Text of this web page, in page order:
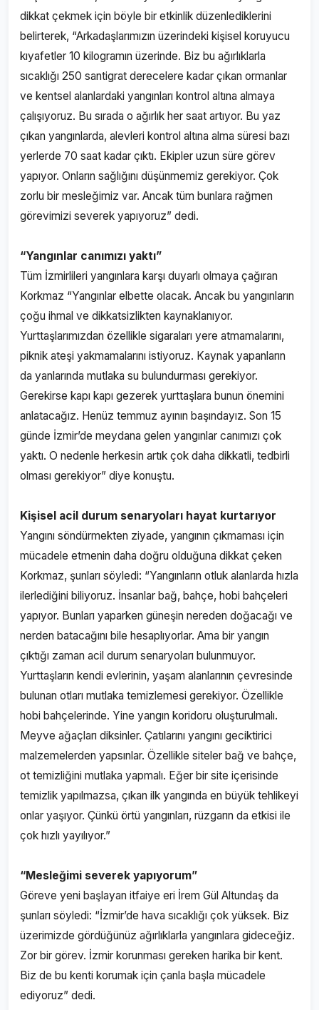
dikkat çekmek için böyle bir etkinlik düzenlediklerini
belirterek, “Arkadaşlarımızın üzerindeki kişisel koruyucu
kıyafetler 10 kilogramın üzerinde. Biz bu ağırlıklarla
sıcaklığı 250 santigrat derecelere kadar çıkan ormanlar
ve kentsel alanlardaki yangınları kontrol altına almaya
çalışıyoruz. Bu sırada o ağırlık her saat artıyor. Bu yaz
çıkan yangınlarda, alevleri kontrol altına alma süresi bazı
yerlerde 70 saat kadar çıktı. Ekipler uzun süre görev
yapıyor. Onların sağlığını düşünmemiz gerekiyor. Çok
zorlu bir mesleğimiz var. Ancak tüm bunlara rağmen
görevimizi severek yapıyoruz” dedi.
“Yangınlar canımızı yaktı”
Tüm İzmirlileri yangınlara karşı duyarlı olmaya çağıran
Korkmaz “Yangınlar elbette olacak. Ancak bu yangınların
çoğu ihmal ve dikkatsizlikten kaynaklanıyor.
Yurttaşlarımızdan özellikle sigaraları yere atmamalarını,
piknik ateşi yakmamalarını istiyoruz. Kaynak yapanların
da yanlarında mutlaka su bulundurması gerekiyor.
Gerekirse kapı kapı gezerek yurttaşlara bunun önemini
anlatacağız. Henüz temmuz ayının başındayız. Son 15
günde İzmir’de meydana gelen yangınlar canımızı çok
yaktı. O nedenle herkesin artık çok daha dikkatli, tedbirli
olması gerekiyor” diye konuştu.
Kişisel acil durum senaryoları hayat kurtarıyor
Yangını söndürmekten ziyade, yangının çıkmaması için
mücadele etmenin daha doğru olduğuna dikkat çeken
Korkmaz, şunları söyledi: “Yangınların otluk alanlarda hızla
ilerlediğini biliyoruz. İnsanlar bağ, bahçe, hobi bahçeleri
yapıyor. Bunları yaparken güneşin nereden doğacağı ve
nerden batacağını bile hesaplıyorlar. Ama bir yangın
çıktığı zaman acil durum senaryoları bulunmuyor.
Yurttaşların kendi evlerinin, yaşam alanlarının çevresinde
bulunan otları mutlaka temizlemesi gerekiyor. Özellikle
hobi bahçelerinde. Yine yangın koridoru oluşturulmalı.
Meyve ağaçları diksinler. Çatılarını yangını geciktirici
malzemelerden yapsınlar. Özellikle siteler bağ ve bahçe,
ot temizliğini mutlaka yapmalı. Eğer bir site içerisinde
temizlik yapılmazsa, çıkan ilk yangında en büyük tehlikeyi
onlar yaşıyor. Çünkü örtü yangınları, rüzgarın da etkisi ile
çok hızlı yayılıyor.”
“Mesleğimi severek yapıyorum”
Göreve yeni başlayan itfaiye eri İrem Gül Altundaş da
şunları söyledi: “İzmir’de hava sıcaklığı çok yüksek. Biz
üzerimizde gördüğünüz ağırlıklarla yangınlara gideceğiz.
Zor bir görev. İzmir korunması gereken harika bir kent.
Biz de bu kenti korumak için çanla başla mücadele
ediyoruz” dedi.